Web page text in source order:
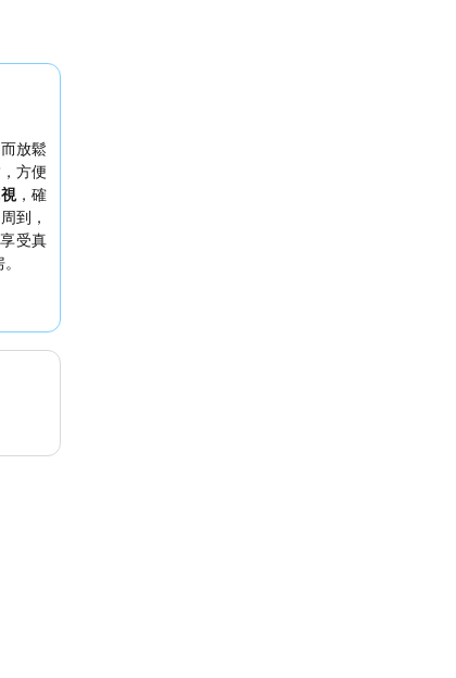
放鬆
，方便
，確
到，
受真